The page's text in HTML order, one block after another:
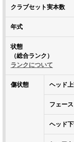
クラブセット実本数
年式
状態
（総合ランク）
ランクについて
傷状態 ヘッド
フェース
ヘッド